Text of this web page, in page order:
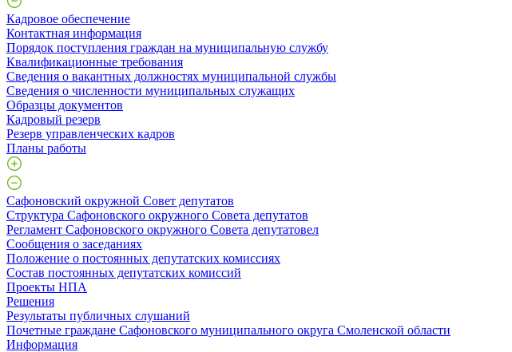
Кадровое обеспечение
Контактная информация
Порядок поступления граждан на муниципальную службу
Квалификационные требования
Сведения о вакантных должностях муниципальной службы
Сведения о численности муниципальных служащих
Образцы документов
Кадровый резерв
Резерв управленческих кадров
Планы работы
Сафоновский окружной Совет депутатов
Структура Сафоновского окружного Совета депутатов
Регламент Сафоновского окружного Совета депутатовел
Сообщения о заседаниях
Положение о постоянных депутатских комиссиях
Состав постоянных депутатских комиссий
Проекты НПА
Решения
Результаты публичных слушаний
Почетные граждане Сафоновского муниципального округа Смоленской области
Информация